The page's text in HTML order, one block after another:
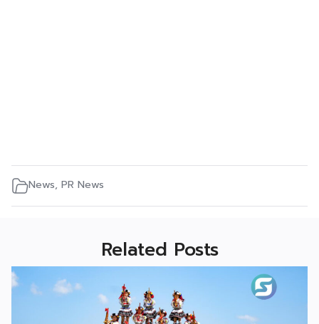
News, PR News
Related Posts